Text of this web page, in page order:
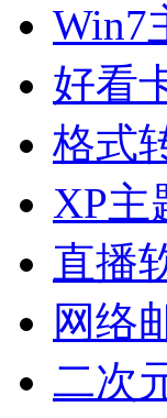
Win7
好看
格式
XP主
直播
网络
二次